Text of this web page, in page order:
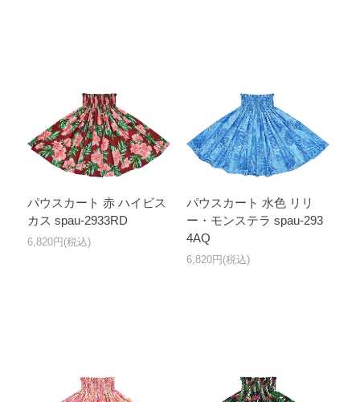
パウスカート 赤 ハイビス
カス spau-2933RD
6,820円(税込)
パウスカート 水色 リリ
ー・モンステラ spau-293
4AQ
6,820円(税込)